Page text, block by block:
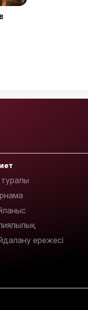
18:58
17:10
туралы
ережесі